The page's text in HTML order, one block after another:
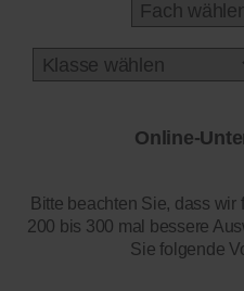
Online-
Bitte beachten Sie, dass wir
200 bis 300 mal bessere
Sie folgende